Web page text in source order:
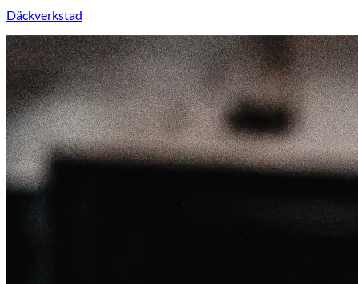
Däckverkstad